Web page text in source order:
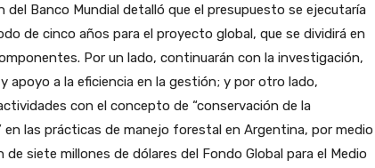
del Banco Mundial detalló que el presupuesto se ejecutaría
de cinco años para el proyecto global, que se dividirá en
Por un lado, continuarán con la investigación,
apoyo a la eficiencia en la gestión; y por otro lado,
con el concepto de “conservación de la
en las prácticas de manejo forestal en Argentina, por medio
de siete millones de dólares del Fondo Global para el Medio